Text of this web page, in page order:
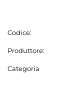
Codice:
Produttore:
Categoria